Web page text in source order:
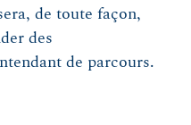
de toute façon,
des
de parcours.